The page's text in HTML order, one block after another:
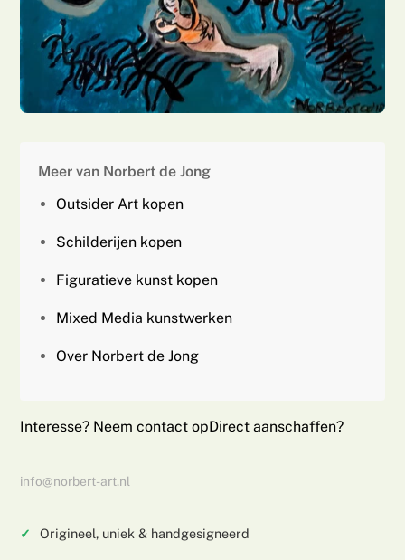
Meer van Norbert de Jong
Outsider Art kopen
Schilderijen kopen
Figuratieve kunst kopen
Mixed Media kunstwerken
Over Norbert de Jong
Interesse? Neem contact opDirect aanschaffen?
info@norbert-art.nl
Origineel, uniek & handgesigneerd